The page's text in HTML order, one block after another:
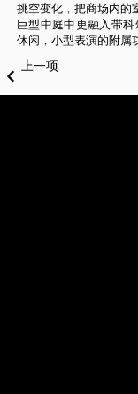
挑空变化，把商场内的
巨型中庭中更融入带
休闲，小型表演的附属
上一项